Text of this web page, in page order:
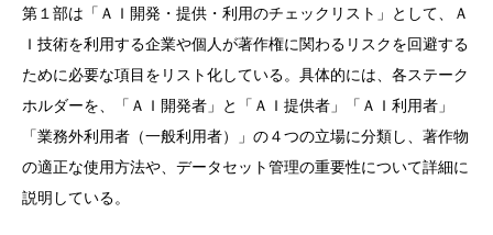
第１部は「ＡＩ開発・提供・利用のチェックリスト」として、Ａ
Ｉ技術を利用する企業や個人が著作権に関わるリスクを回避する
ために必要な項目をリスト化している。具体的には、各ステーク
ホルダーを、「ＡＩ開発者」と「ＡＩ提供者」「ＡＩ利用者」
「業務外利用者（一般利用者）」の４つの立場に分類し、著作物
の適正な使用方法や、データセット管理の重要性について詳細に
説明している。